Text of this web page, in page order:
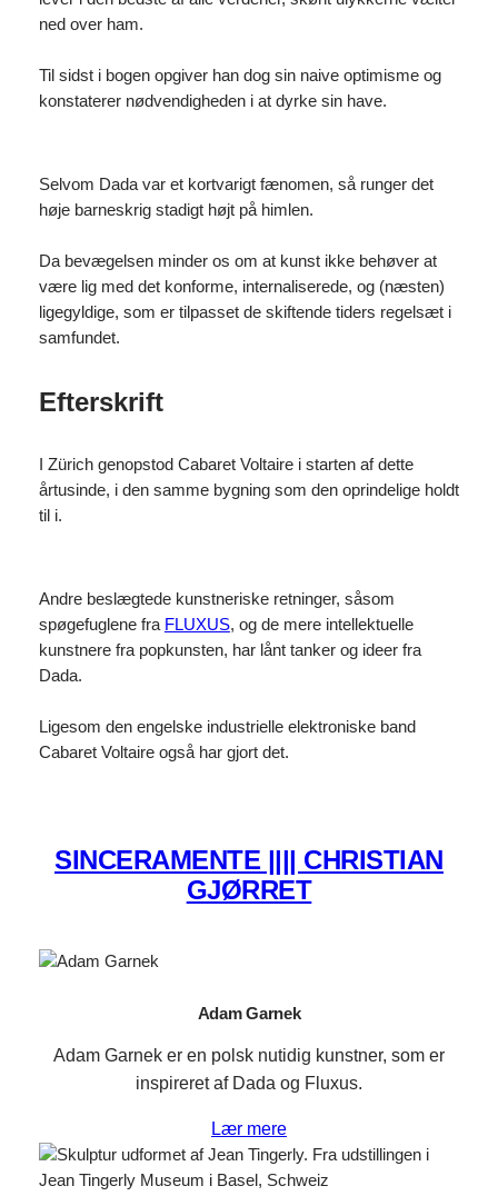
ned over ham.
Til sidst i bogen opgiver han dog sin naive optimisme og
konstaterer nødvendigheden i at dyrke sin have.
Selvom Dada var et kortvarigt fænomen, så runger det
høje barneskrig stadigt højt på himlen.
Da bevægelsen minder os om at kunst ikke behøver at
være lig med det konforme, internaliserede, og (næsten)
ligegyldige, som er tilpasset de skiftende tiders regelsæt i
samfundet.
Efterskrift
I Zürich genopstod Cabaret Voltaire i starten af dette
årtusinde, i den samme bygning som den oprindelige holdt
til i.
Andre beslægtede kunstneriske retninger, såsom
spøgefuglene fra FLUXUS, og de mere intellektuelle
kunstnere fra popkunsten, har lånt tanker og ideer fra
Dada.
Ligesom den engelske industrielle elektroniske band
Cabaret Voltaire også har gjort det.
SINCERAMENTE |||| CHRISTIAN
GJØRRET
Adam Garnek
Adam Garnek er en polsk nutidig kunstner, som er
inspireret af Dada og Fluxus.
Lær mere